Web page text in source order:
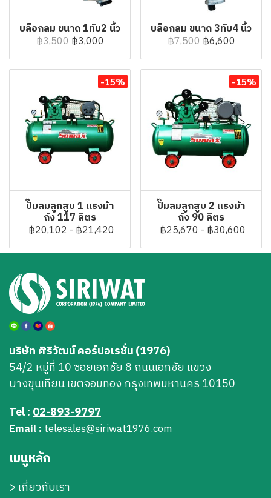
บล็อกลม ขนาด 1ทับ2 นิ้ว
฿3,500 ฿3,000
บล็อกลม ขนาด 3ทับ4 นิ้ว
฿7,500 ฿6,600
-15%
ปั๊มลมลูกสูบ 1 แรงม้า
ถัง 117 ลิตร
฿20,102 - ฿21,420
-15%
ปั๊มลมลูกสูบ 2 แรงม้า
ถัง 90 ลิตร
฿25,670 - ฿30,600
บริษัท ศิริวัฒน์ คอร์ปอเรชั่น (1976)
54/2 หมู่ที่ 10 ซอยเอกชัย 8 ถนนเอกชัย แขวง
บางขุนเทียน เขตจอมทอง กรุงเทพมหานคร 10150
Tel :02-893-9797
Email : telesales@siriwat1976.com
เมนูหลัก
> เกี่ยวกับเรา